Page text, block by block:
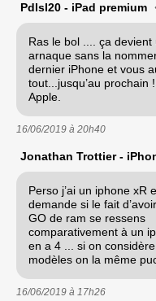
Pdlsl20 - iPad premium
Ras le bol .... ça devient
arnaque sans la
dernier iPhone et vous
tout...jusqu’au prochain
Apple.
16/06/2019 à 20h40
Jonathan Trottier -
Perso j’ai un iphone xR
demande si le fait
GO de ram se ressens
comparativement à un
en a 4 ... si on
modèles on la même
16/06/2019 à 17h26